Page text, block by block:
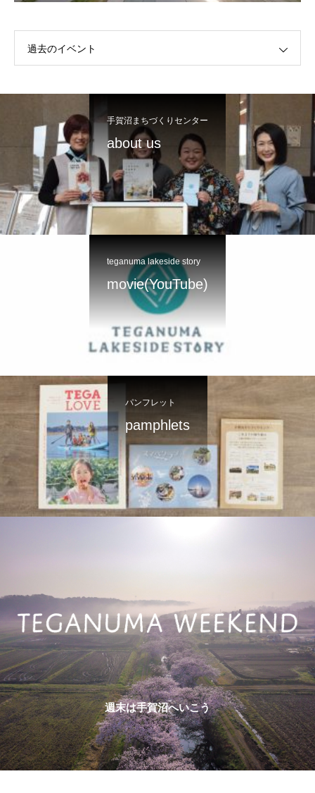
過去のイベント
手賀沼まちづくりセンター
about us
teganuma lakeside story
movie(YouTube)
パンフレット
pamphlets
週末は手賀沼へいこう